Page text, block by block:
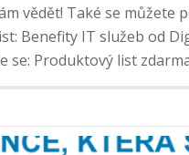
vědět! Také se můžete
Benefity IT služeb od
se: Produktový list